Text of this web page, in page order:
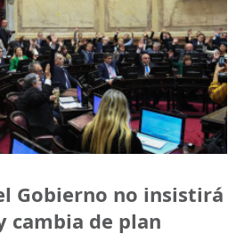
Gobierno no insistirá
cambia de plan